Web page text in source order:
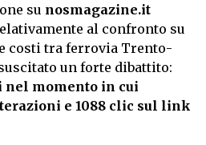
su nosmagazine.it
al confronto su
costi tra ferrovia Trento-
un forte dibattito:
nel momento in cui
e 1088 clic sul link